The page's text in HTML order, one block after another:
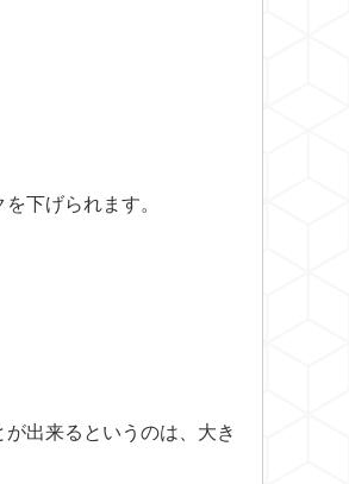
下げられます。
出来るというのは、大き